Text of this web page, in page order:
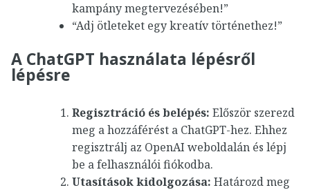
kampány megtervezésében!”
“Adj ötleteket egy kreatív történethez!”
A ChatGPT használata lépésről
lépésre
Regisztráció és belépés: Először szerezd
meg a hozzáférést a ChatGPT-hez. Ehhez
regisztrálj az OpenAI weboldalán és lépj
be a felhasználói fiókodba.
Utasítások kidolgozása: Határozd meg